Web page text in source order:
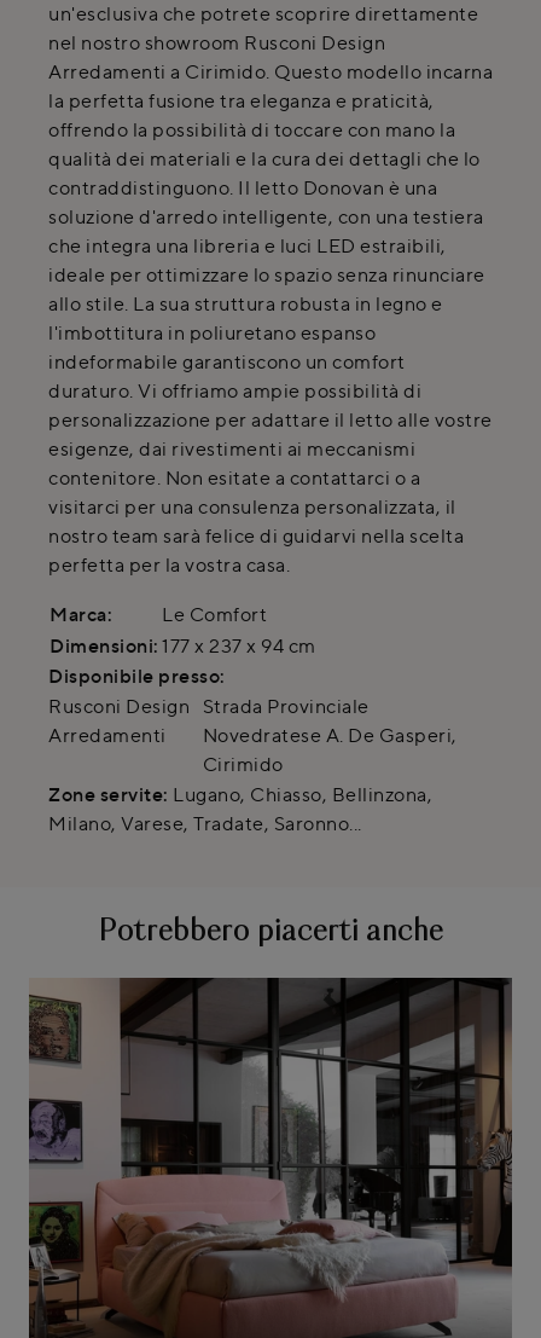
un'esclusiva che potrete scoprire direttamente
nel nostro showroom Rusconi Design
Arredamenti a Cirimido. Questo modello incarna
la perfetta fusione tra eleganza e praticità,
offrendo la possibilità di toccare con mano la
qualità dei materiali e la cura dei dettagli che lo
contraddistinguono. Il letto Donovan è una
soluzione d'arredo intelligente, con una testiera
che integra una libreria e luci LED estraibili,
ideale per ottimizzare lo spazio senza rinunciare
allo stile. La sua struttura robusta in legno e
l'imbottitura in poliuretano espanso
indeformabile garantiscono un comfort
duraturo. Vi offriamo ampie possibilità di
personalizzazione per adattare il letto alle vostre
esigenze, dai rivestimenti ai meccanismi
contenitore. Non esitate a contattarci o a
visitarci per una consulenza personalizzata, il
nostro team sarà felice di guidarvi nella scelta
perfetta per la vostra casa.
Marca:
Le Comfort
Dimensioni: 177 x 237 x 94 cm
Disponibile presso:
Rusconi Design
Arredamenti
Strada Provinciale
Novedratese A. De Gasperi,
Cirimido
Zone servite: Lugano, Chiasso, Bellinzona,
Milano, Varese, Tradate, Saronno...
Potrebbero piacerti anche